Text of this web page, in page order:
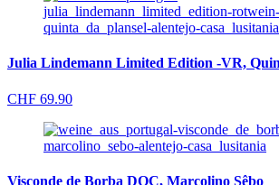
Julia Lindemann Limited Edition -VR,
CHF 69.90
Visconde de Borba DOC, Marcolino Sêbo